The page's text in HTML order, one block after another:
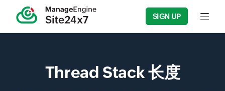
SIGN UP Input
Thread Stack 长度